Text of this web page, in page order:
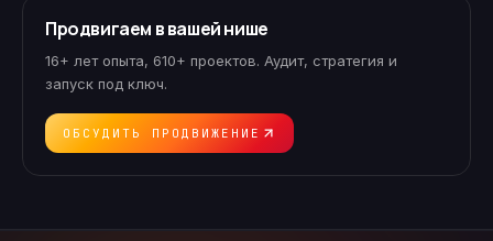
Продвигаем в вашей нише
16+ лет опыта, 610+ проектов. Аудит, стратегия и
запуск под ключ.
ОБСУДИТЬ ПРОДВИЖЕНИЕ